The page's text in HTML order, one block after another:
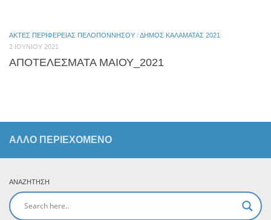
ΑΚΤΈΣ ΠΕΡΙΦΈΡΕΙΑΣ ΠΕΛΟΠΟΝΝΉΣΟΥ /ΔΉΜΟΣ ΚΑΛΑΜΆΤΑΣ 2021
2 ΙΟΥΝΊΟΥ 2021
ΑΠΟΤΕΛΕΣΜΑΤΑ ΜΑΙΟΥ_2021
ΆΛΛΟ ΠΕΡΙΕΧΟΜΕΝΟ
ΑΝΑΖΉΤΗΣΗ